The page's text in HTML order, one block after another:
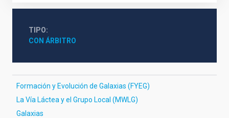
TIPO
CON ÁRBITRO
Formación y Evolución de Galaxias (FYEG)
La Vía Láctea y el Grupo Local (MWLG)
Galaxias